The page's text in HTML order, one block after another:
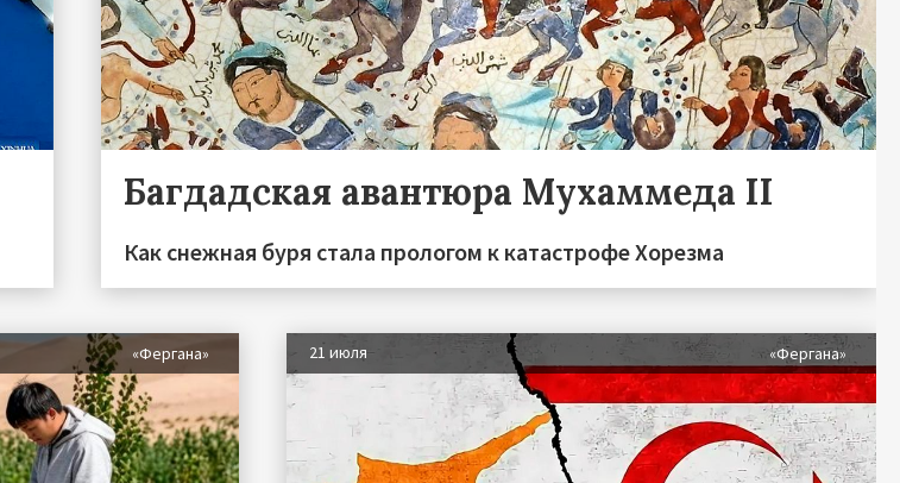
Багдадская авантюра Мухаммеда II
Как снежная буря стала прологом к катастрофе Хорезма
«Фергана» 21 июля «Фергана»